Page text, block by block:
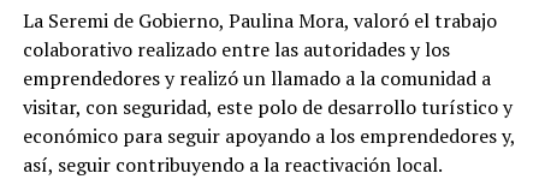
La Seremi de Gobierno, Paulina Mora, valoró el trabajo
colaborativo realizado entre las autoridades y los
emprendedores y realizó un llamado a la comunidad a
visitar, con seguridad, este polo de desarrollo turístico y
económico para seguir apoyando a los emprendedores y,
así, seguir contribuyendo a la reactivación local.